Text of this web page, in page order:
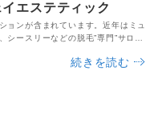
エステティック
ョンが含まれています。近年はミュ
シースリーなどの脱毛”専門”サロン
長きに渡って人気を集めているのが
続きを読む